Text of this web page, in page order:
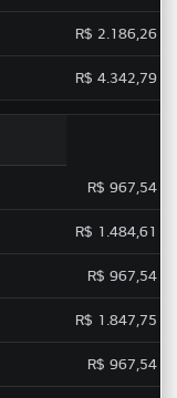
R$ 2.186,26
R$ 4.342,79
R$ 967,54
R$ 1.484,61
R$ 967,54
R$ 1.847,75
R$ 967,54